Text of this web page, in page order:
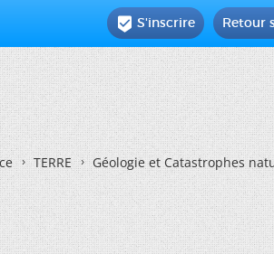
Retour
 S'inscrire
TERRE Géologie et Catastrophes